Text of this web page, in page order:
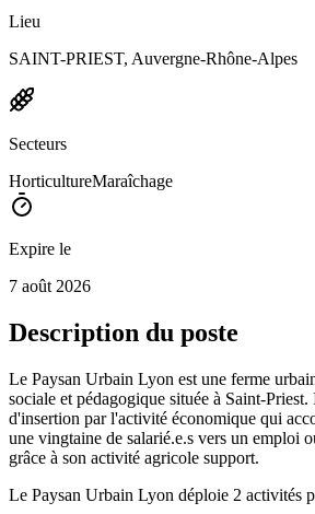
Lieu
SAINT-PRIEST, Auvergne-Rhône-Alpes
Secteurs
HorticultureMaraîchage
Expire le
7 août 2026
Description du poste
Le Paysan Urbain Lyon est une ferme
sociale et pédagogique située à Saint-
d'insertion par l'activité économique qui
une vingtaine de salarié.e.s vers un emploi
grâce à son activité agricole support.
Le Paysan Urbain Lyon déploie 2 activités